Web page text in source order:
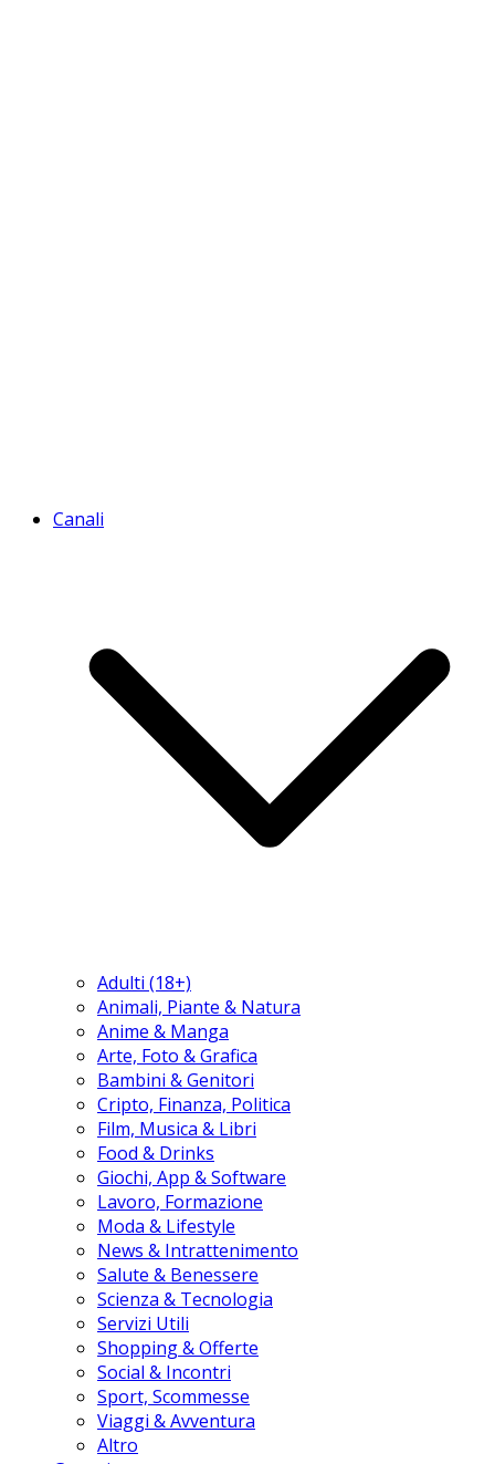
Canali
Adulti (18+)
Animali, Piante & Natura
Anime & Manga
Arte, Foto & Grafica
Bambini & Genitori
Cripto, Finanza, Politica
Film, Musica & Libri
Food & Drinks
Giochi, App & Software
Lavoro, Formazione
Moda & Lifestyle
News & Intrattenimento
Salute & Benessere
Scienza & Tecnologia
Servizi Utili
Shopping & Offerte
Social & Incontri
Sport, Scommesse
Viaggi & Avventura
Altro